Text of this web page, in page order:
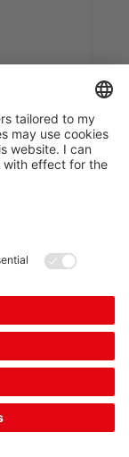
une offre